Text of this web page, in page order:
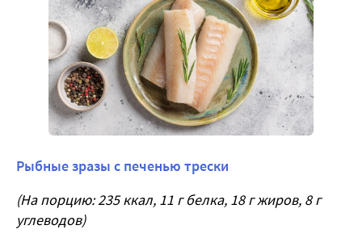
Рыбные зразы с печенью трески
(На порцию: 235 ккал, 11 г белка, 18 г жиров, 8 г
углеводов)